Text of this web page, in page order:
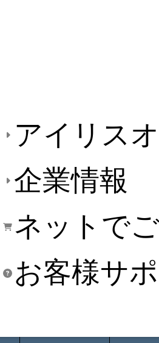
アイリス
企業情報
ネットで
お客様サ